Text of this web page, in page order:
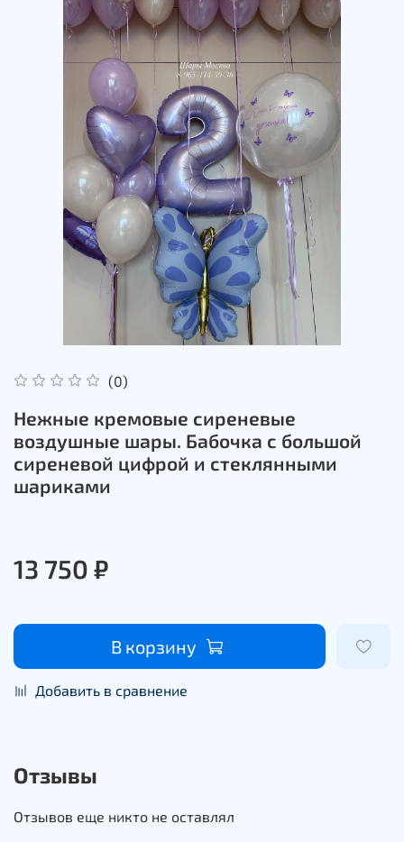
(0)
Нежные кремовые сиреневые
воздушные шары. Бабочка с большой
сиреневой цифрой и стеклянными
шариками
13 750 ₽
В корзину
Добавить в сравнение
Отзывы
Отзывов еще никто не оставлял